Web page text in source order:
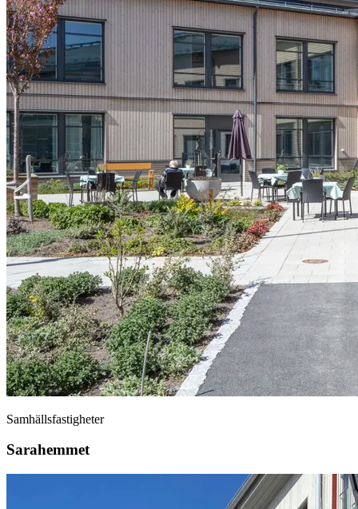
Samhällsfastigheter
Sarahemmet